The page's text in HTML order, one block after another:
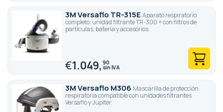
3M Versaflo TR-315E Aparato respiratorio
completo: unidad filtrante TR-300 + con filtros de
partículas, batería y accesorios.
€1.049,90
3M Versaflo M306 Mascarilla de protección
respiratoria compatible con unidades filtrantes
Versaflo y Jupiter.